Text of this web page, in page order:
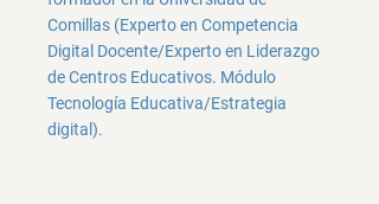
Comillas (Experto en Competencia
Digital Docente/Experto en Liderazgo
de Centros Educativos. Módulo
Tecnología Educativa/Estrategia
digital).